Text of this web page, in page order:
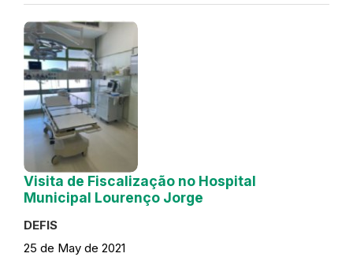
Visita de Fiscalização no Hospital
Municipal Lourenço Jorge
DEFIS
25 de May de 2021